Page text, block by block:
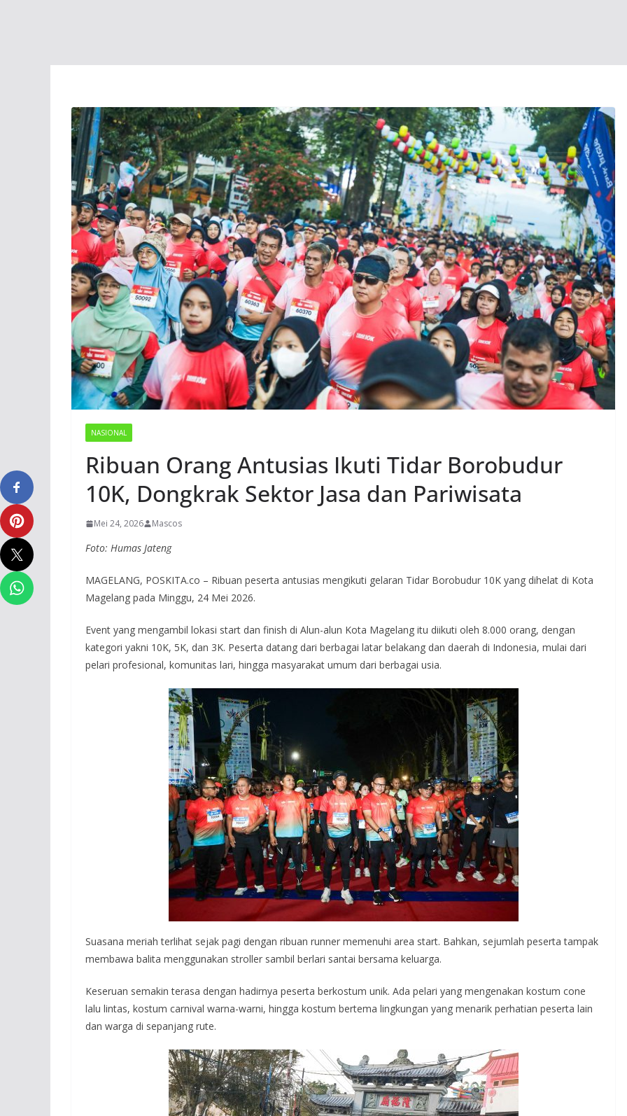
NASIONAL
Ribuan Orang Antusias Ikuti Tidar Borobudur
10K, Dongkrak Sektor Jasa dan Pariwisata
Mei 24, 2026 Mascos
Foto: Humas Jateng
MAGELANG, POSKITA.co – Ribuan peserta antusias mengikuti gelaran Tidar Borobudur 10K yang dihelat di Kota
Magelang pada Minggu, 24 Mei 2026.
Event yang mengambil lokasi start dan finish di Alun-alun Kota Magelang itu diikuti oleh 8.000 orang, dengan
kategori yakni 10K, 5K, dan 3K. Peserta datang dari berbagai latar belakang dan daerah di Indonesia, mulai dari
pelari profesional, komunitas lari, hingga masyarakat umum dari berbagai usia.
Suasana meriah terlihat sejak pagi dengan ribuan runner memenuhi area start. Bahkan, sejumlah peserta tampak
membawa balita menggunakan stroller sambil berlari santai bersama keluarga.
Keseruan semakin terasa dengan hadirnya peserta berkostum unik. Ada pelari yang mengenakan kostum cone
lalu lintas, kostum carnival warna-warni, hingga kostum bertema lingkungan yang menarik perhatian peserta lain
dan warga di sepanjang rute.